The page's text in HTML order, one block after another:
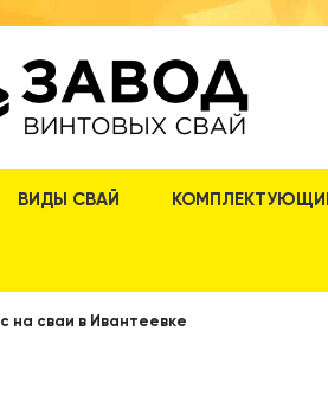
ВИДЫ СВАЙ
на сваи в Ивантеевке